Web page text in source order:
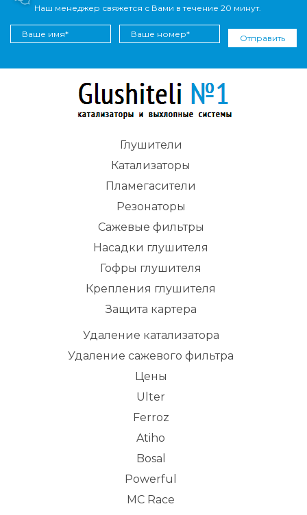
Наш менеджер свяжется с Вами в течение 20 минут.
Отправить
Глушители
Катализаторы
Пламегасители
Резонаторы
Сажевые фильтры
Насадки глушителя
Гофры глушителя
Крепления глушителя
Защита картера
Удаление катализатора
Удаление сажевого фильтра
Цены
Ulter
Ferroz
Atiho
Bosal
Powerful
MC Race